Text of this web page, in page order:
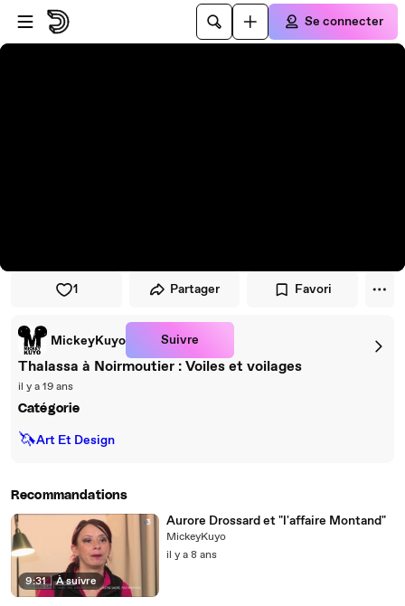
Passer au player
Passer au contenu principal
Se connecter
1 Partager Favori
MickeyKuyo Suivre
Thalassa à Noirmoutier : Voiles et voilages
il y a 19 ans
Catégorie
🦄Art Et Design
Recommandations
9:31 | À suivre
Aurore Drossard et "l'affaire Montand"
MickeyKuyo
il y a 8 ans